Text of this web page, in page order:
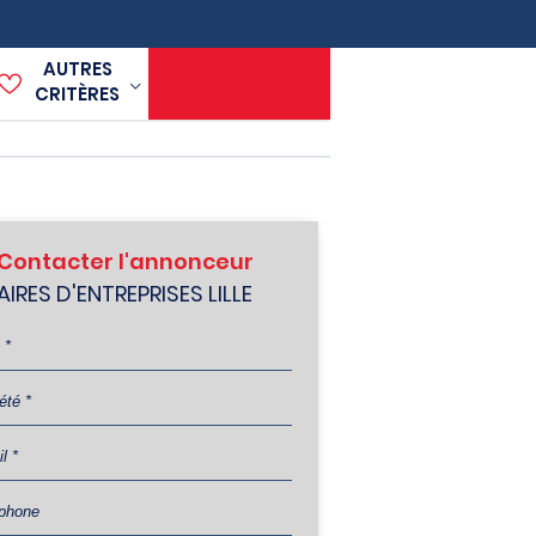
AUTRES
CRITÈRES
l'annonceur
D'ENTREPRISES LILLE